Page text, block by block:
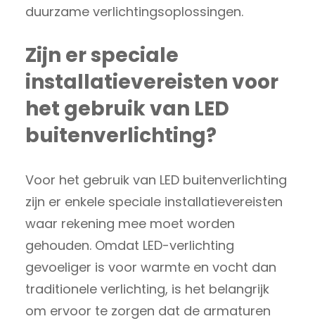
duurzame verlichtingsoplossingen.
Zijn er speciale
installatievereisten voor
het gebruik van LED
buitenverlichting?
Voor het gebruik van LED buitenverlichting
zijn er enkele speciale installatievereisten
waar rekening mee moet worden
gehouden. Omdat LED-verlichting
gevoeliger is voor warmte en vocht dan
traditionele verlichting, is het belangrijk
om ervoor te zorgen dat de armaturen